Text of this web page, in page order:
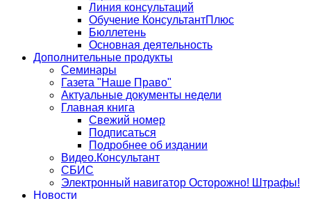
Линия консультаций
Обучение КонсультантПлюс
Бюллетень
Основная деятельность
Дополнительные продукты
Семинары
Газета "Наше Право"
Актуальные документы недели
Главная книга
Свежий номер
Подписаться
Подробнее об издании
Видео.Консультант
СБИС
Электронный навигатор Осторожно! Штрафы!
Новости